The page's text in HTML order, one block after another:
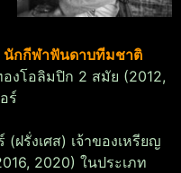
นักกีฬาฟันดาบทีมชาติ
องโอลิมปิก 2 สมัย (2012,
ร์
(ฝรั่งเศส) เจ้าของเหรียญ
2020) ในประเภท